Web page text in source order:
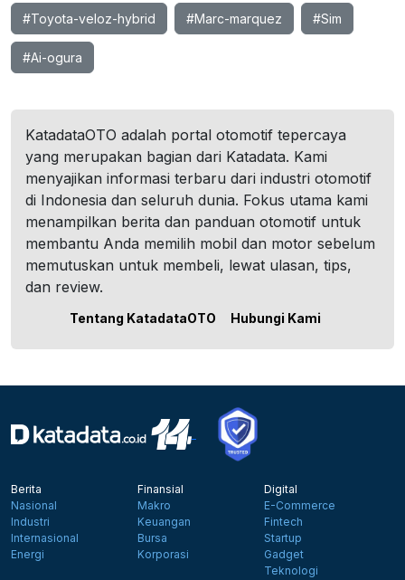
#Toyota-veloz-hybrid #Marc-marquez #Sim
#Ai-ogura
KatadataOTO adalah portal otomotif tepercaya
yang merupakan bagian dari Katadata. Kami
menyajikan informasi terbaru dari industri otomotif
di Indonesia dan seluruh dunia. Fokus utama kami
menampilkan berita dan panduan otomotif untuk
membantu Anda memilih mobil dan motor sebelum
memutuskan untuk membeli, lewat ulasan, tips,
dan review.
Tentang KatadataOTO Hubungi Kami
Berita
Nasional
Industri
Internasional
Energi
Finansial
Makro
Keuangan
Bursa
Korporasi
Digital
E-Commerce
Fintech
Startup
Gadget
Teknologi